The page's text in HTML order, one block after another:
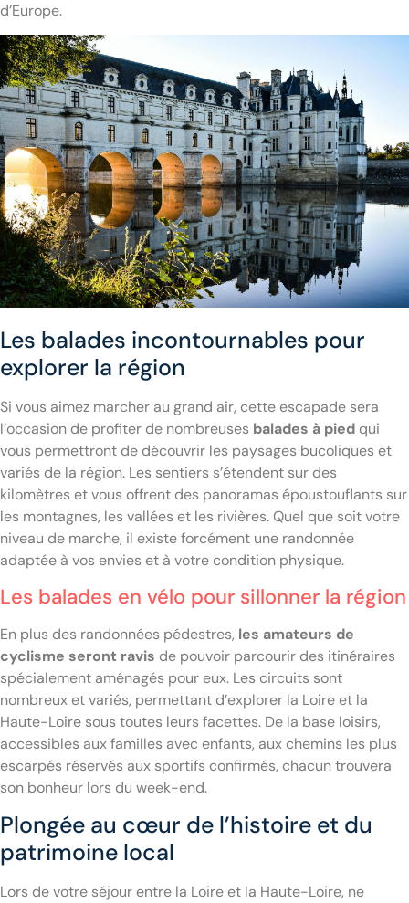
d’Europe.
Les balades incontournables pour
explorer la région
Si vous aimez marcher au grand air, cette escapade sera
l’occasion de profiter de nombreuses balades à pied qui
vous permettront de découvrir les paysages bucoliques et
variés de la région. Les sentiers s’étendent sur des
kilomètres et vous offrent des panoramas époustouflants sur
les montagnes, les vallées et les rivières. Quel que soit votre
niveau de marche, il existe forcément une randonnée
adaptée à vos envies et à votre condition physique.
Les balades en vélo pour sillonner la région
En plus des randonnées pédestres, les amateurs de
cyclisme seront ravis de pouvoir parcourir des itinéraires
spécialement aménagés pour eux. Les circuits sont
nombreux et variés, permettant d’explorer la Loire et la
Haute-Loire sous toutes leurs facettes. De la base loisirs,
accessibles aux familles avec enfants, aux chemins les plus
escarpés réservés aux sportifs confirmés, chacun trouvera
son bonheur lors du week-end.
Plongée au cœur de l’histoire et du
patrimoine local
Lors de votre séjour entre la Loire et la Haute-Loire, ne